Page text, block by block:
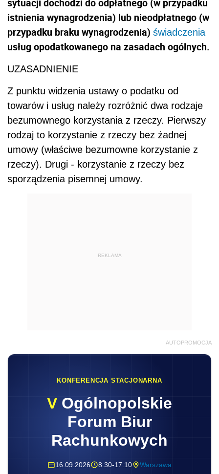
istnienia wynagrodzenia) lub nieodpłatnego (w
przypadku braku wynagrodzenia) świadczenia
usług opodatkowanego na zasadach ogólnych.
UZASADNIENIE
Z punktu widzenia ustawy o podatku od
towarów i usług należy rozróżnić dwa rodzaje
bezumownego korzystania z rzeczy. Pierwszy
rodzaj to korzystanie z rzeczy bez żadnej
umowy (właściwe bezumowne korzystanie z
rzeczy). Drugi - korzystanie z rzeczy bez
sporządzenia pisemnej umowy.
REKLAMA
AUTOPROMOCJA
KONFERENCJA STACJONARNA
V Ogólnopolskie
Forum Biur
Rachunkowych
16.09.2026 8:30-17:10 Warszawa